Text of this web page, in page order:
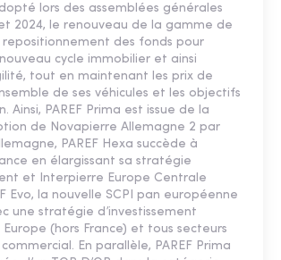
lors des assemblées générales
2024, le renouveau de la gamme de
repositionnement des fonds pour
cycle immobilier et ainsi
tout en maintenant les prix de
de ses véhicules et les objectifs
Ainsi, PAREF Prima est issue de la
de Novapierre Allemagne 2 par
PAREF Hexa succède à
en élargissant sa stratégie
et Interpierre Europe Centrale
Evo, la nouvelle SCPI pan européenne
une stratégie d’investissement
(hors France) et tous secteurs
En parallèle, PAREF Prima